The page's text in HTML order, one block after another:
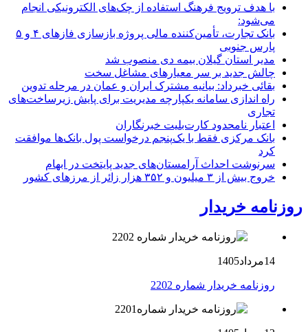
با هدف ترویج فرهنگ استفاده از چک‌های الکترونیکی انجام
می‌شود:
بانک تجارت، تأمین‌کننده مالی پروژه بازسازی فازهای ۴ و ۵
پارس جنوبی
مدیر استان گیلان بیمه دی منصوب شد
چالش جدید بر سر معیارهای مشاغل سخت
بقائی خبرداد: بیانیه مشترک ایران و عمان در مرحله تدوین
راه اندازی سامانه یکپارچه مدیریت برای پایش زیرساخت‌های
تجاری
اعتبار نامحدود کارت‌بلیت خبرنگاران
بانک مرکزی فقط با یک‌‎پنجم درخواست پول بانک‌ها موافقت
کرد
سرنوشت احداث آرامستان‌های جدید پایتخت در ابهام
خروج بیش از ۳ میلیون و ۳۵۲ هزار زائر از مرزهای کشور
روزنامه خریدار
14مرداد1405
روزنامه خریدار شماره 2202